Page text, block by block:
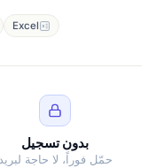
Excel
بدون تسجيل
حمّل فوراً، لا حاجة لبريد